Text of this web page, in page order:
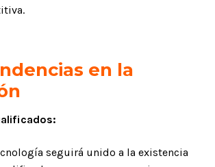
en la
seguirá unido a la existencia